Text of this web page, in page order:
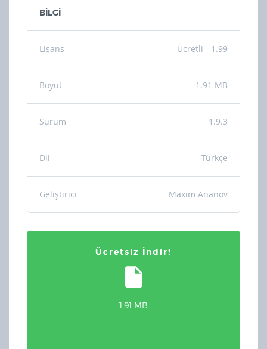
BİLGİ
Lisans Ücretli - 1.99
Boyut 1.91 MB
Sürüm 1.9.3
Dil Türkçe
Geliştirici Maxim Ananov
Ücretsiz İndir!
1.91 MB